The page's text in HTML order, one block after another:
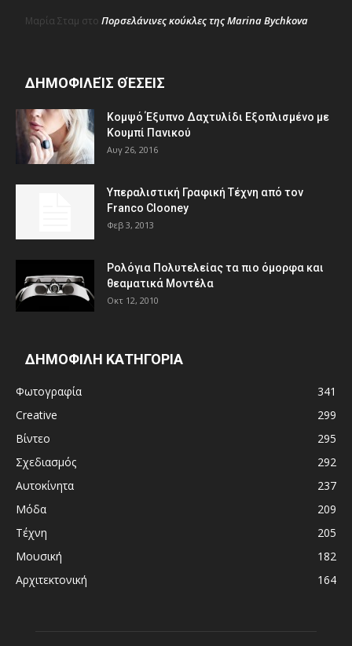
Μαρία Σταμ στο Πορσελάνινες κούκλες της Marina Bychkova
ΔΗΜΟΦΙΛΕΊΣ ΘΈΣΕΙΣ
Κομψό Έξυπνο Δαχτυλίδι Εξοπλισμένο με
Κουμπί Πανικού
Αυγ 26, 2016
Υπεραλιστική Γραφική Τέχνη από τον
Franco Clooney
Φεβ 3, 2013
Ρολόγια Πολυτελείας τα πιο όμορφα και
θεαματικά Μοντέλα
Οκτ 12, 2010
ΔΗΜΟΦΙΛΗ ΚΑΤΗΓΟΡΙΑ
Φωτογραφία
341
Creative
299
Βίντεο
295
Σχεδιασμός
292
Αυτοκίνητα
237
Μόδα
209
Τέχνη
205
Μουσική
182
Αρχιτεκτονική
164